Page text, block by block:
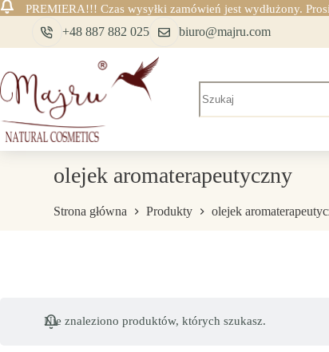
PREMIERA!!! Czas wysyłki zamówień jest wydłużony.
treści
+48 887 882 025 biuro@majru.com
Brak
wyników
olejek aromaterapeutyczny
Strona główna Produkty olejek
Nie znaleziono produktów, których szukasz.